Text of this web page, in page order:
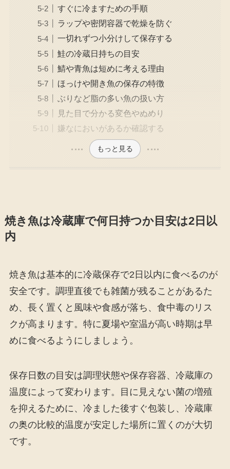
すぐに冷ますための手順
ラップや密閉容器で乾燥を防ぐ
一切れずつ小分けして保存する
鮭の冷蔵日持ちの目安
鯖や青魚は短めに考える理由
ほっけや開き魚の保存の特徴
ぶりなど脂の多い魚の扱い方
見た目で分かる変色やぬめり
嫌なにおいがあるか確認する
もっと見る
焼き魚は冷蔵庫で何日持つか目安は2日以
内
焼き魚は基本的に冷蔵保存で2日以内に食べるのが
安全です。調理直後でも雑菌が残ることがあるた
め、長く置くと風味や食感が落ち、食中毒のリス
クが高まります。特に夏場や室温が高い時期は早
めに食べるようにしましょう。
保存日数の目安は調理状態や保存容器、冷蔵庫の
温度によって変わります。目に見えない菌の増殖
を抑えるために、冷ました後すぐ包装し、冷蔵庫
の奥の比較的温度が安定した場所に置くのが大切
です。